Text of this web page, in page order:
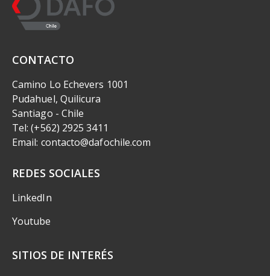
CONTACTO
Camino Lo Echevers 1001
Pudahuel, Quilicura
Santiago - Chile
Tel: (+562) 2925 3411
Email: contacto@dafochile.com
REDES SOCIALES
LinkedIn
Youtube
SITIOS DE INTERÉS